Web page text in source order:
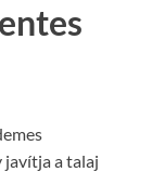
javítja a talaj